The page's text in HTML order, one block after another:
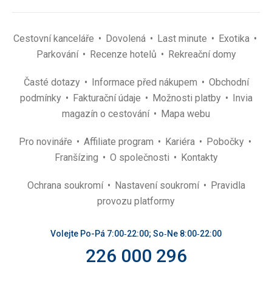
Cestovní kanceláře Dovolená Last minute
Exotika
Parkování
Recenze hotelů Rekreační domy
Časté dotazy Informace před nákupem
Obchodní
podmínky
Fakturační údaje Možnosti platby
Invia
magazín o cestování
Mapa webu
Pro novináře Affiliate program Kariéra
Pobočky
Franšízing
O společnosti Kontakty
Ochrana soukromí Nastavení soukromí
Pravidla
provozu platformy
Volejte Po-Pá 7:00‑22:00; So‑Ne 8:00‑22:00
226 000 296